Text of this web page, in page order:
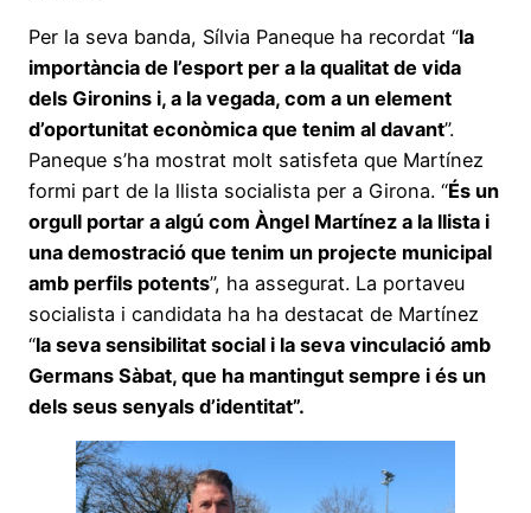
Per la seva banda, Sílvia Paneque ha recordat “la
importància de l’esport per a la qualitat de vida
dels Gironins i, a la vegada, com a un element
d’oportunitat econòmica que tenim al davant”.
Paneque s’ha mostrat molt satisfeta que Martínez
formi part de la llista socialista per a Girona. “És un
orgull portar a algú com Àngel Martínez a la llista i
una demostració que tenim un projecte municipal
amb perfils potents”, ha assegurat. La portaveu
socialista i candidata ha ha destacat de Martínez
“la seva sensibilitat social i la seva vinculació amb
Germans Sàbat, que ha mantingut sempre i és un
dels seus senyals d’identitat”.